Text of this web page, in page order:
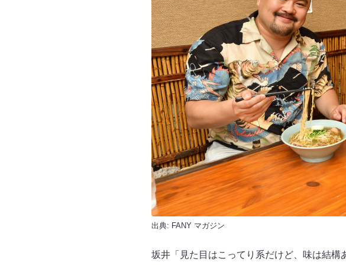
出典: FANY マガジン
坂井「見た目はこってり系だけど、味は結